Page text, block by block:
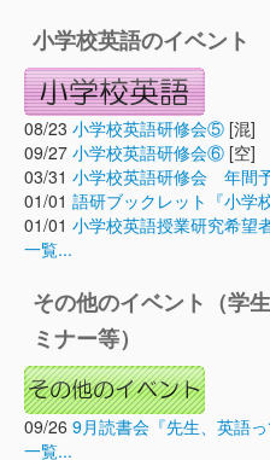
小学校英語のイベント
08/23 小学校英語研修会⑤ [混]
09/27 小学校英語研修会⑥ [空]
03/31 小学校英語研修会 年間
01/01 語研ブックレット『小学
01/01 小学校英語授業研究希望
一覧...
その他のイベント（学
ミナー等）
09/26 9月読書会『先生、英語
一覧...